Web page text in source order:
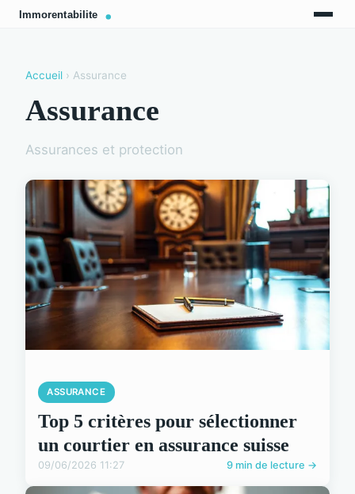
Accueil › Assurance
Assurance
Assurances et protection
ASSURANCE
Top 5 critères pour sélectionner
un courtier en assurance suisse
09/06/2026 11:27 9 min de lecture →